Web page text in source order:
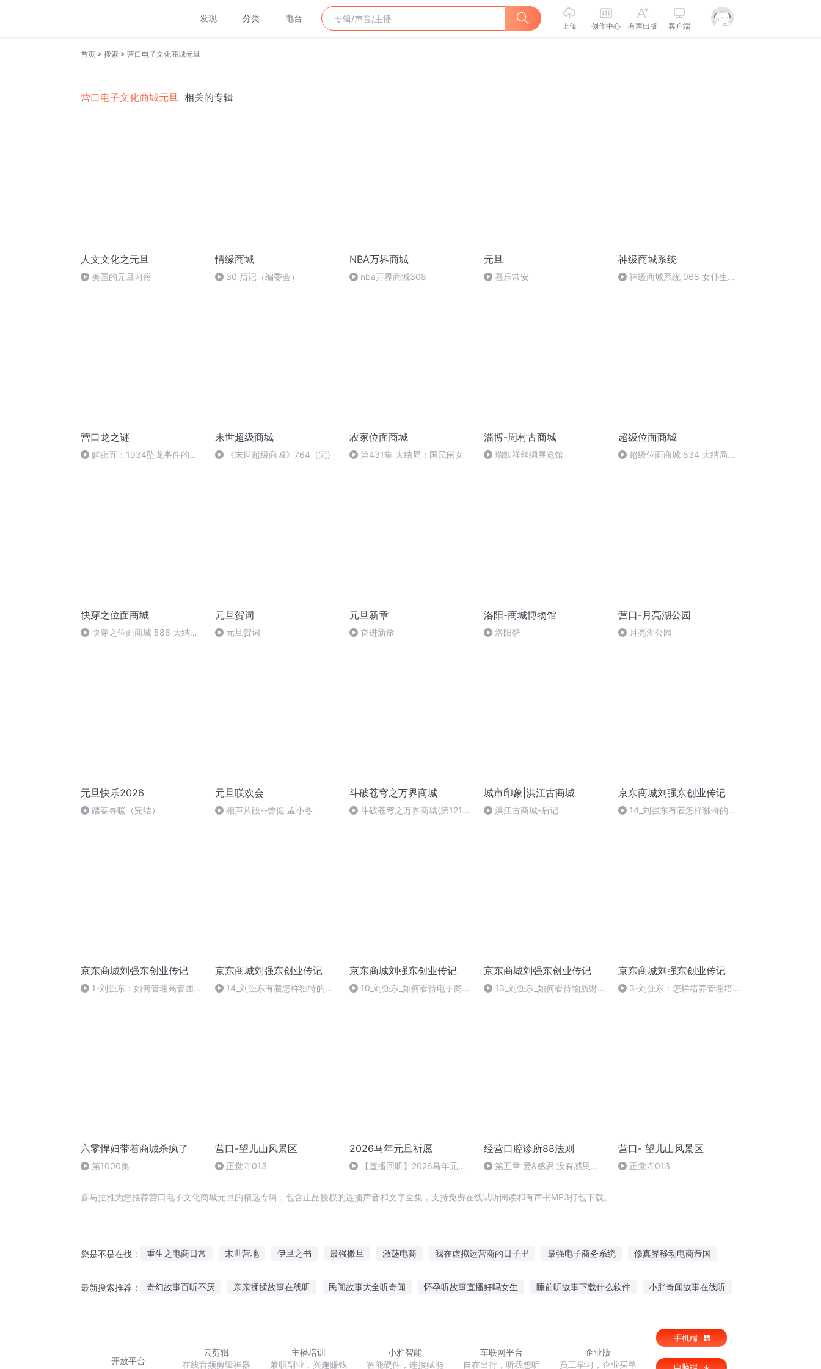
发现 分类 电台
上传 创作中心 有声出版 客户端
首页 > 搜索 > 营口电子文化商城元旦
营口电子文化商城元旦 相关的专辑
人文文化之元旦
美国的元旦习俗
情缘商城
30 后记（编委会）
NBA万界商城
nba万界商城308
元旦
喜乐常安
神级商城系统
神级商城系统 068 女仆生产
营口龙之谜
解密五：1934坠龙事件的后
末世超级商城
《末世超级商城》764（完)
农家位面商城
第431集 大结局：国民闺女
淄博-周村古商城
瑞蚨祥丝绸展览馆
超级位面商城
超级位面商城 834 大结局
快穿之位面商城
快穿之位面商城 586 大结局
元旦贺词
元旦贺词
元旦新章
奋进新旅
洛阳-商城博物馆
洛阳铲
营口-月亮湖公园
月亮湖公园
元旦快乐2026
踏春寻暖（完结）
元旦联欢会
相声片段--曾健 孟小冬
斗破苍穹之万界商城
斗破苍穹之万界商城(第121
城市印象|洪江古商城
洪江古商城-后记
京东商城刘强东创业传记
14_刘强东有着怎样独特的人
京东商城刘强东创业传记
1-刘强东：如何管理高管团
京东商城刘强东创业传记
14_刘强东有着怎样独特的人
京东商城刘强东创业传记
10_刘强东_如何看待电子商务
京东商城刘强东创业传记
13_刘强东_如何看待物质财
京东商城刘强东创业传记
3-刘强东：怎样培养管理培
六零悍妇带着商城杀疯了
第1000集
营口-望儿山风景区
正觉寺013
2026马年元旦祈愿
【直播回听】2026马年元旦
经营口腔诊所88法则
第五章 爱&感恩 没有感恩之
营口- 望儿山风景区
正觉寺013
喜马拉雅为您推荐营口电子文化商城元旦的精选专辑，包含正品授权的连播声音和文字全集，支持免费在线试听阅读和有声书MP3打包下载。
您是不是在找： 重生之电商日常 末世营地 伊旦之书 最强撒旦 激荡电商 我在虚拟运营商的日子里 最强电子商务系统 修真界移动电商帝国
最新搜索推荐： 奇幻故事百听不厌 亲亲揉揉故事在线听 民间故事大全听奇闻 怀孕听故事直播好吗女生 睡前听故事下载什么软件 小胖奇闻故事在线听
开放平台
云剪辑
在线音频剪辑神器
主播培训
兼职副业，兴趣赚钱
小雅智能
智能硬件，连接赋能
车联网平台
自在出行，听我想听
企业版
员工学习，企业买单
手机端